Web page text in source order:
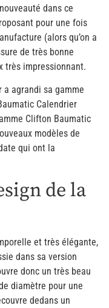
dans ce
pour une fois
(alors qu’on a
de très bonne
très impressionnant.
a agrandi sa gamme
Calendrier
Clifton Baumatic
modèles de
qui ont la
de la
et très élégante,
dans sa version
donc un très beau
diamètre pour une
dedans un